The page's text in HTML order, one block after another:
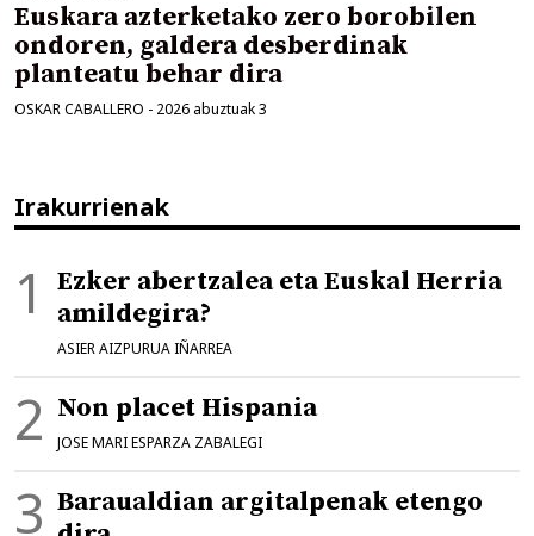
Euskara azterketako zero borobilen
ondoren, galdera desberdinak
planteatu behar dira
OSKAR CABALLERO - 2026 abuztuak 3
Irakurrienak
Ezker abertzalea eta Euskal Herria
amildegira?
ASIER AIZPURUA IÑARREA
Non placet Hispania
JOSE MARI ESPARZA ZABALEGI
Baraualdian argitalpenak etengo